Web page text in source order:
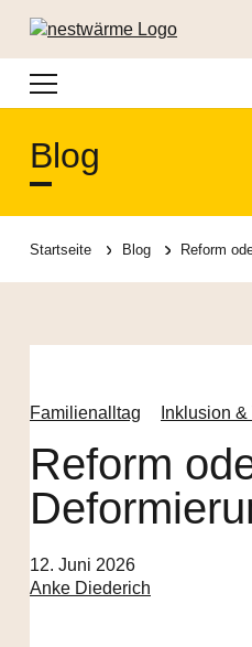
Navigation
Blog
Startseite Blog Reform
Familienalltag Inklusion
Reform
12. Juni 2026
Anke Diederich